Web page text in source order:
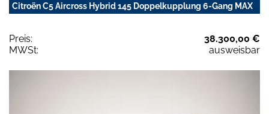
Citroën C5 Aircross Hybrid 145 Doppelkupplung 6-Gang MAX
Preis:
38.300,00 €
MWSt:
ausweisbar